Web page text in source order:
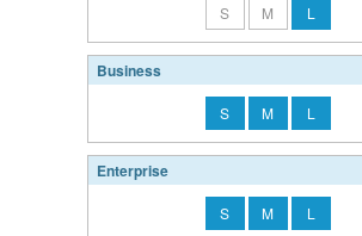
S M L
Business
S M L
Enterprise
S M L